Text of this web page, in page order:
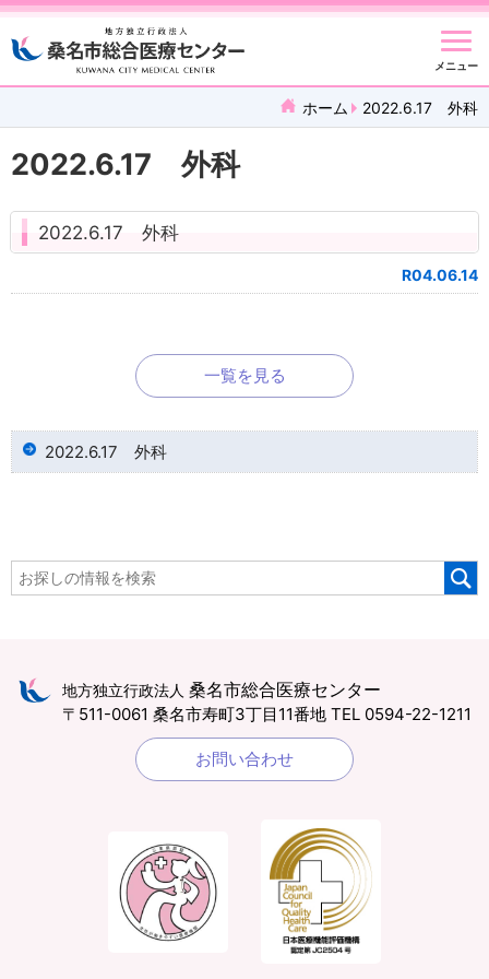
メニュー
ホーム 2022.6.17 外科
2022.6.17 外科
2022.6.17 外科
R04.06.14
一覧を見る
2022.6.17 外科
地方独立行政法人 桑名市総合医療センター
〒511-0061 桑名市寿町3丁目11番地 TEL 0594-22-1211
お問い合わせ